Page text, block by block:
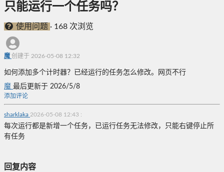
只能运行一个任务吗？
使用问题 · 168 次浏览
魔 创建于 2026-05-08 12:32
如何添加多个计时器？已经运行的任务怎么修改。网页不行
魔 最后更新于 2026/5/8
添加评论
sharklaka 2026-05-08 12:43 :
每次运行都是新增一个任务，已运行任务无法修改，只能右键停止所
有任务
回复内容